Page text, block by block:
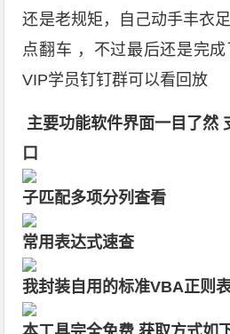
还是老规矩，自己动手丰衣
点翻车 ，不过最后还是完
VIP学员钉钉群可以看回放
主要功能软件界面一目了然
口
子匹配多项分列查看
常用表达式速查
我封装自用的标准VBA正则